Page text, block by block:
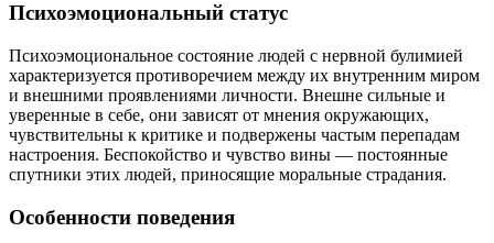
Психоэмоциональный статус
Психоэмоциональное состояние людей с нервной булимией
характеризуется противоречием между их внутренним миром
и внешними проявлениями личности. Внешне сильные и
уверенные в себе, они зависят от мнения окружающих,
чувствительны к критике и подвержены частым перепадам
настроения. Беспокойство и чувство вины — постоянные
спутники этих людей, приносящие моральные страдания.
Особенности поведения